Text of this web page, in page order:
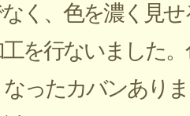
く、色を濃く見せ
を行ないました。
ったカバンありま